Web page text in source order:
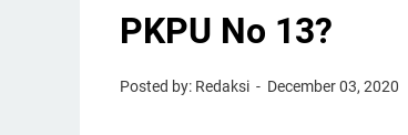
PKPU No 13?
Posted by: Redaksi December 03, 2020